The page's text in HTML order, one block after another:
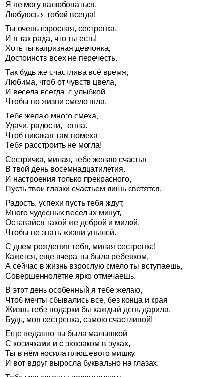
Я не могу налюбоваться,
Любуюсь я тобой всегда!
Ты очень взрослая, сестренка,
И я так рада, что ты есть!
Хоть ты капризная девчонка,
Достоинств всех не перечесть.
Так будь же счастлива всё время,
Любима, чтоб от чувств цвела,
И весела всегда, с улыбкой
Чтобы по жизни смело шла.
Тебе желаю много смеха,
Удачи, радости, тепла.
Чтоб никакая там помеха
Тебя расстроить не могла!
Сестричка, милая, тебе желаю счастья
В твой день восемнадцатилетия.
И настроения только прекрасного,
Пусть твои глазки счастьем лишь светятся.
Радость, успехи пусть тебя ждут,
Много чудесных веселых минут,
Оставайся такой же доброй и милой,
Чтобы не знать жизни унылой.
С днем рождения тебя, милая сестренка!
Кажется, еще вчера ты была ребенком,
А сейчас в жизнь взрослую смело ты вступаешь,
Совершеннолетие ярко отмечаешь.
В этот день особенный я тебе желаю,
Чтоб мечты сбывались все, без конца и края
Жизнь тебе подарки бы каждый день дарила.
Будь, моя сестренка, самою счастливой!
Еще недавно ты была малышкой
С косичками и с рюкзаком в руках,
Ты в нём носила плюшевого мишку.
И вот вдруг выросла буквально на глазах.